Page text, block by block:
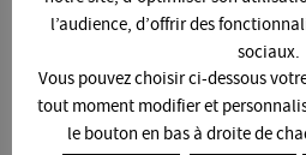
personnes
LUTTE CONTRE LE
MOI AUSSI, JE
EN
l’audience, d’offrir des
sociaux.
Vous pouvez choisir ci-dessous
tout moment modifier et
le bouton en bas à droite de